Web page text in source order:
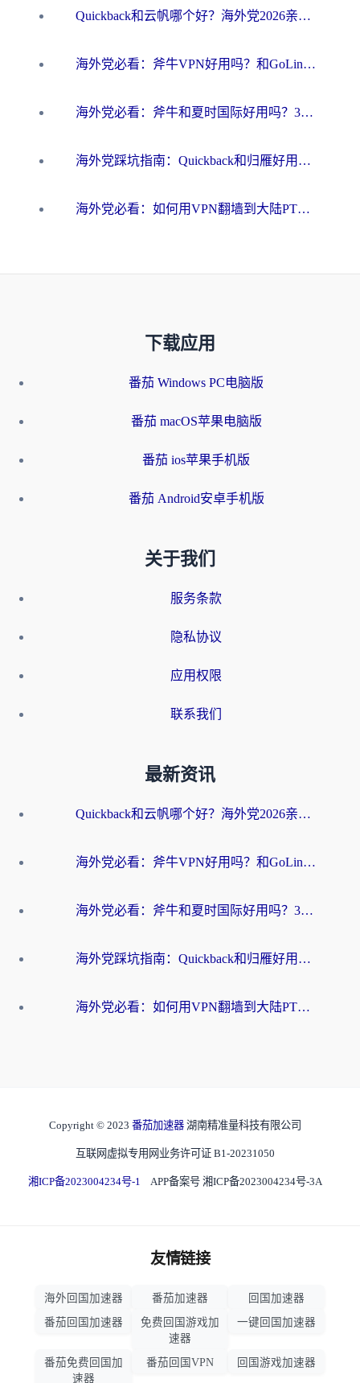
Quickback和云帆哪个好？海外党2026亲测指南：选对加速器大陆工具，无缝刷国内剧玩国服
海外党必看：斧牛VPN好用吗？和GoLinkVPN对比哪个回国效果更好？
海外党必看：斧牛和夏时国际好用吗？3步选对回国加速器，无缝刷国内资源
海外党踩坑指南：Quickback和归雁好用吗？选对加速器才能无缝刷国内资源
海外党必看：如何用VPN翻墙到大陆PTT？一篇解决你所有回国加速痛点
下载应用
番茄 Windows PC电脑版
番茄 macOS苹果电脑版
番茄 ios苹果手机版
番茄 Android安卓手机版
关于我们
服务条款
隐私协议
应用权限
联系我们
最新资讯
Quickback和云帆哪个好？海外党2026亲测指南：选对加速器大陆工具，无缝刷国内剧玩国服
海外党必看：斧牛VPN好用吗？和GoLinkVPN对比哪个回国效果更好？
海外党必看：斧牛和夏时国际好用吗？3步选对回国加速器，无缝刷国内资源
海外党踩坑指南：Quickback和归雁好用吗？选对加速器才能无缝刷国内资源
海外党必看：如何用VPN翻墙到大陆PTT？一篇解决你所有回国加速痛点
Copyright © 2023 番茄加速器 湖南精准量科技有限公司
互联网虚拟专用网业务许可证 B1-20231050
湘ICP备2023004234号-1 APP备案号 湘ICP备2023004234号-3A
友情链接
海外回国加速器 番茄加速器
回国加速器
番茄回国加速器
免费回国游戏加
速器
一键回国加速器
番茄免费回国加
速器
番茄回国VPN 回国游戏加速器